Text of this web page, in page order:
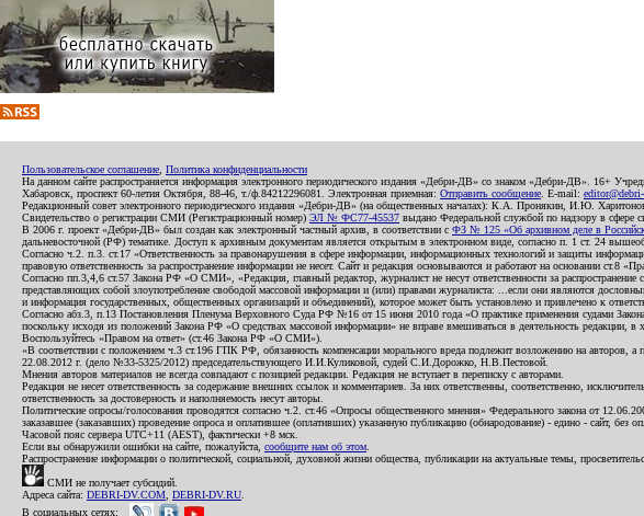
Пользовательское соглашение Политика конфиденциальности
На данном сайте распространяется информация электронного периодического издания «Дебри-ДВ» со знаком «Дебри-ДВ». 16+
Хабаровск, проспект 60-летия Октября, 88-46, т./ф.84212296081. Электронная приемная: Отправить сообщение . E-mail:
Редакционный совет электронного периодического издания «Дебри-ДВ» (на общественных началах): К.А. Пронякин,
Свидетельство о регистрации СМИ (Регистрационный номер) ЭЛ № ФС77-45537 выдано Федеральной службой по надзору в сфере
В 2006 г. проект «Дебри-ДВ» был создан как электронный частный архив, в соответствии с ФЗ № 125 «Об архивном деле в
дальневосточной (РФ) тематике. Доступ к архивным документам является открытым в электронном виде, согласно п. 1 ст. 24
Согласно ч.2. п.3. ст.17 «Ответственность за правонарушения в сфере информации, информационных технологий и защиты
правовую ответственность за распространение информации не несет. Сайт и редакция основываются и работают на основании ст.8
Согласно пп.3,4,6 ст.57 Закона РФ «О СМИ», «Редакция, главный редактор, журналист не несут ответственности за
представляющих собой злоупотребление свободой массовой информации и (или) правами журналиста: ...если они являются
и информация государственных, общественных организаций и объединений), которое может быть установлено и привлечено к
Согласно абз.3, п.13 Постановления Пленума Верховного Суда РФ №16 от 15 июня 2010 года «О практике применения судами
поскольку исходя из положений Закона РФ «О средствах массовой информации» не вправе вмешиваться в деятельность редакции, в
Воспользуйтесь «Правом на ответ» (ст.46 Закона РФ «О СМИ»).
«В соответствии с положением ч.3 ст.196 ГПК РФ, обязанность компенсации морального вреда подлежит возложению на авторов,
22.08.2012 г. (дело №33-5325/2012) председательствующего И.И.Куликовой, судей С.И.Дорожко, Н.В.Пестовой.
Мнения авторов материалов не всегда совпадают с позицией редакции. Редакция не вступает в переписку с авторами.
Редакция не несет ответственность за содержание внешних ссылок и комментариев. За них ответственны, соответственно,
ответственность за достоверность и наполняемость несут авторы.
Политические опросы/голосования проводятся согласно ч.2. ст.46 «Опросы общественного мнения» Федерального закона от
заказавшее (заказавших) проведение опроса и оплатившее (оплативших) указанную публикацию (обнародование) - едино - сайт, без
Часовой пояс сервера UTC+11 (AEST), фактически +8 мск.
Если вы обнаружили ошибки на сайте, пожалуйста, сообщите нам об этом
Распространение информации о политической, социальной, духовной жизни общества, публикации на актуальные темы,
СМИ не получает субсидий.
Адреса сайта: DEBRI-DV.COM DEBRI-DV.RU
В социальных сетях: